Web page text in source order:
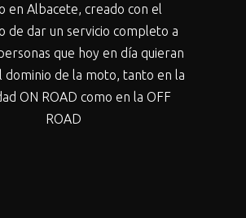
en Albacete, creado con el
de dar un servicio completo a
que hoy en día quieran
dominio de la moto, tanto en la
ON ROAD como en la OFF
ROAD